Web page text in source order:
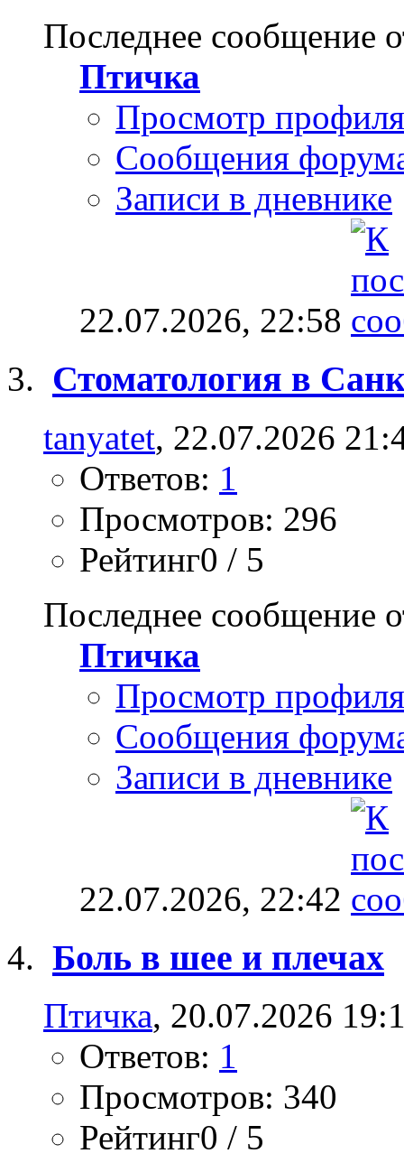
Последнее сообщение
Птичка
Просмотр профиля
Сообщения
Записи в дневнике
22.07.2026, 22:58
Стоматология в
tanyatet, 22.07.2026
Ответов: 1
Просмотров: 296
Рейтинг0 / 5
Последнее сообщение
Птичка
Просмотр профиля
Сообщения
Записи в дневнике
22.07.2026, 22:42
Боль в шее и плечах
Птичка, 20.07.2026
Ответов: 1
Просмотров: 340
Рейтинг0 / 5